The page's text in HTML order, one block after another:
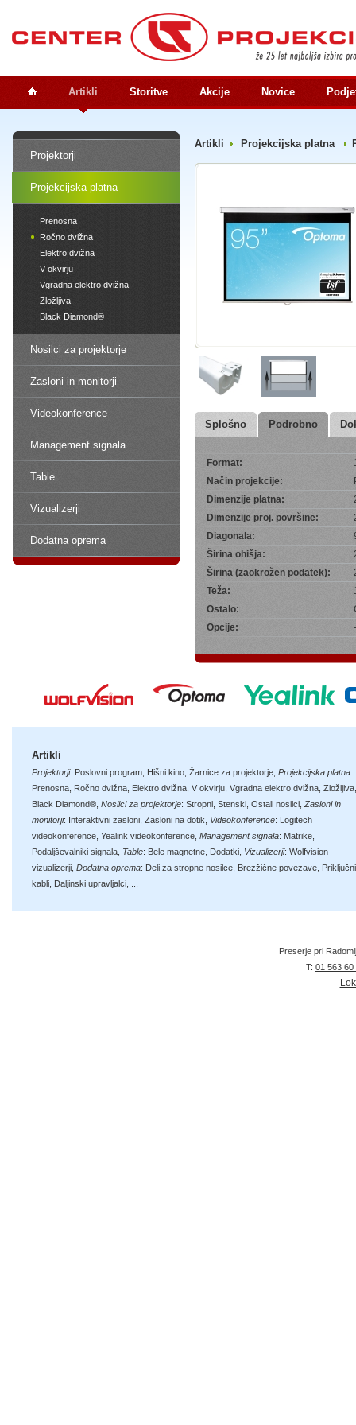
Artikli Storitve Akcije Novice
Projektorji
Projekcijska platna
Prenosna
Ročno dvižna
Elektro dvižna
V okvirju
Vgradna elektro dvižna
Zložljiva
Black Diamond®
Nosilci za projektorje
Zasloni in monitorji
Videokonference
Management signala
Table
Vizualizerji
Dodatna oprema
Artikli Projekcijska platna
Splošno Podrobno
Format:
Način projekcije:
Dimenzije platna:
Dimenzije proj. površine:
Diagonala:
Širina ohišja:
Širina (zaokrožen podatek):
Teža:
Ostalo:
Opcije:
-
Artikli
Projektorji: Poslovni program Hišni kino Žarnice za projektorje Projekcijska platna:
Prenosna Ročno dvižna Elektro dvižna V okvirju Vgradna elektro dvižna Zložljiva
Black Diamond® Nosilci za projektorje: Stropni Stenski Ostali nosilci Zasloni in
monitorji: Interaktivni zasloni Zasloni na dotik Videokonference: Logitech
videokonference Yealink videokonference Management signala: Matrike
Podaljševalniki signala Table: Bele magnetne Dodatki Vizualizerji: Wolfvision
vizualizerji Dodatna oprema: Deli za stropne nosilce Brezžične povezave Priključni
kabli Daljinski upravljalci
Preserje pri
T: 01 563 60